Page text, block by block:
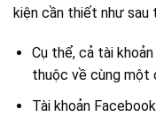
kiện cần thiết như sau
Cụ thể, cả tài
thuộc về cùng một
Tài khoản